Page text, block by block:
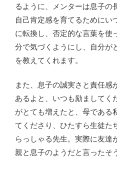
るように、メンターは息子の
自己肯定感を育てるためにい
に転換し、否定的な言葉を使
分で気づくようにし、自分が
を教えてくれます。
また、息子の誠実さと責任感
あるよと、いつも励ましてく
がとても増えたと、母である
てくださり、ひたすら生徒た
らっしゃる先生。実際に友達
親と息子のようだと言ったそ